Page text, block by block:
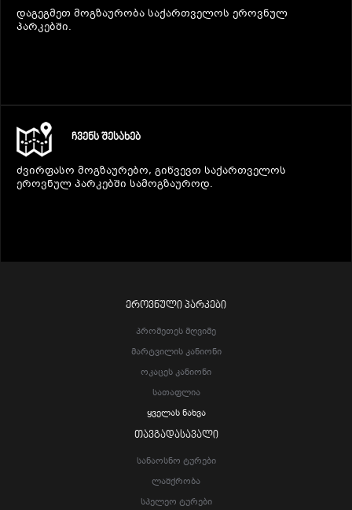
დაგეგმეთ მოგზაურობა საქართველოს ეროვნულ
პარკებში.
ᲩᲕᲔᲜᲡ ᲨᲔᲡᲐᲮᲔᲑ
ძვირფასო მოგზაურებო, გიწვევთ საქართველოს
ეროვნულ პარკებში სამოგზაუროდ.
ᲔᲠᲝᲕᲜᲣᲚᲘ ᲞᲐᲠᲙᲔᲑᲘ
Პრომეთეს Მღვიმე
Მარტვილის Კანიონი
Ოკაცეს Კანიონი
Სათაფლია
Ყველას Ნახვა
ᲗᲐᲕᲒᲐᲓᲐᲡᲐᲕᲐᲚᲘ
Სანაოსნო Ტურები
Ლაშქრობა
Სპელეო Ტურები